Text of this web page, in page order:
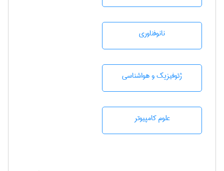
نانوفناوری
ژئوفيزيك و هواشناسی
علوم کامپیوتر